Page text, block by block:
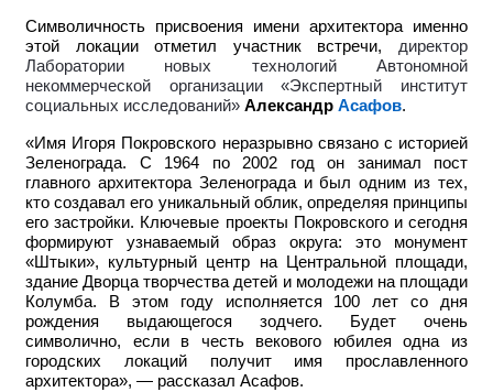
Символичность присвоения имени архитектора именно
этой локации отметил участник встречи, директор
Лаборатории новых технологий Автономной
некоммерческой организации «Экспертный институт
социальных исследований» Александр Асафов.
«Имя Игоря Покровского неразрывно связано с историей
Зеленограда. С 1964 по 2002 год он занимал пост
главного архитектора Зеленограда и был одним из тех,
кто создавал его уникальный облик, определяя принципы
его застройки. Ключевые проекты Покровского и сегодня
формируют узнаваемый образ округа: это монумент
«Штыки», культурный центр на Центральной площади,
здание Дворца творчества детей и молодежи на площади
Колумба. В этом году исполняется 100 лет со дня
рождения выдающегося зодчего. Будет очень
символично, если в честь векового юбилея одна из
городских локаций получит имя прославленного
архитектора», — рассказал Асафов.